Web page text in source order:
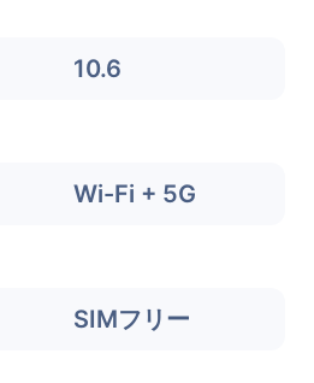
10.6
Wi-Fi + 5G
SIMフリー